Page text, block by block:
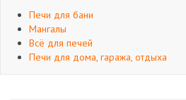
Печи для бани
Мангалы
Всё для печей
Печи для дома, гаража, отдыха